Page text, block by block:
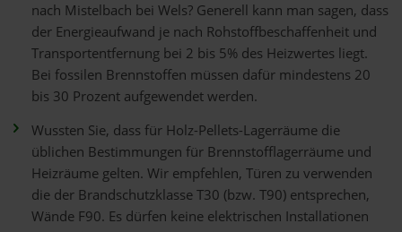
nach Mistelbach bei Wels? Generell kann man sagen, dass
der Energieaufwand je nach Rohstoffbeschaffenheit und
Transportentfernung bei 2 bis 5% des Heizwertes liegt.
Bei fossilen Brennstoffen müssen dafür mindestens 20
bis 30 Prozent aufgewendet werden.
Wussten Sie, dass für Holz-Pellets-Lagerräume die
üblichen Bestimmungen für Brennstofflagerräume und
Heizräume gelten. Wir empfehlen, Türen zu verwenden
die der Brandschutzklasse T30 (bzw. T90) entsprechen,
Wände F90. Es dürfen keine elektrischen Installationen